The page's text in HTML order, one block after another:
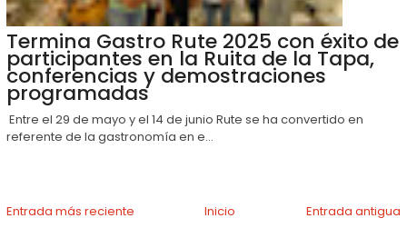
Termina Gastro Rute 2025 con éxito de
participantes en la Ruita de la Tapa,
conferencias y demostraciones
programadas
Entre el 29 de mayo y el 14 de junio Rute se ha convertido en
referente de la gastronomía en e...
Entrada más reciente Entrada antigua
Inicio